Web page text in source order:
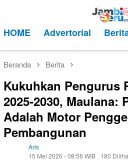
kontenMobile
HOME Advertorial
Beranda Berita
Kukuhkan Pengurus
2025-2030, Maulana:
Adalah Motor
Pembangunan
Aris
15 Mei 2026 - 08:56 WIB
180